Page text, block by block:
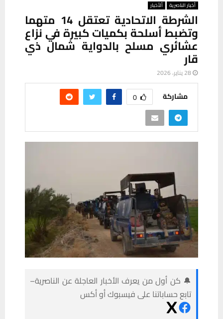
أخبار الناصرية ألأخبار
الشرطة الاتحادية تعتقل 14 متهما
وتضبط أسلحة بكميات كبيرة في نزاع
عشائري مسلح بالدواية شمال ذي
قار
28 يناير، 2026
مشاركة 0
🔔 كن أول من يعرف الأخبار العاجلة عن الناصرية–
تابع حساباتنا على فيسبوك أو أكس